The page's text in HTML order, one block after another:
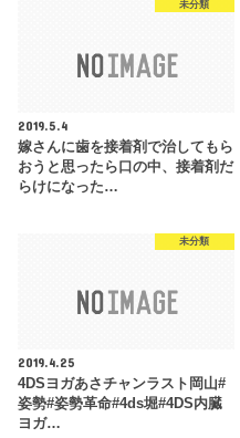
未分類
2019.5.4
嫁さんに歯を接着剤で治してもら
おうと思ったら口の中、接着剤だ
らけになった…
未分類
2019.4.25
4DSヨガあさチャンラスト岡山#
姿勢#姿勢革命#4ds堀#4DS内臓
ヨガ…